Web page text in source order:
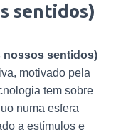
A
N
V
E
G
A
sentidos)
nossos sentidos)
motivado pela
tem sobre
numa esfera
a estímulos e